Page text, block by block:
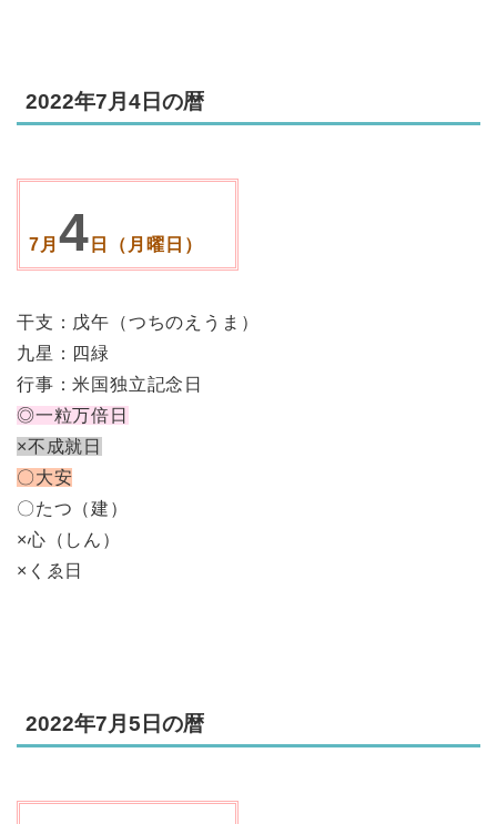
2022年7月4日の暦
7月 4 日（月曜日）
干支：戊午（つちのえうま）
九星：四緑
行事：米国独立記念日
◎一粒万倍日
×不成就日
〇大安
〇たつ（建）
×心（しん）
×くゑ日
2022年7月5日の暦